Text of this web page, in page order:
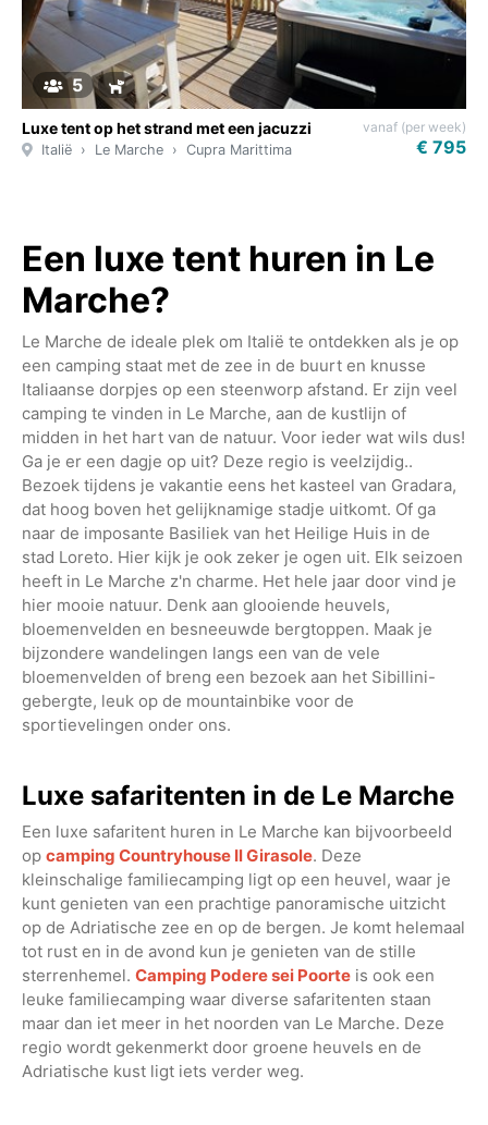
5
Luxe tent op het strand met een jacuzzi
Italië Le Marche Cupra Marittima
vanaf (per week)
€ 795
Een luxe tent huren in Le
Marche?
Le Marche de ideale plek om Italië te ontdekken als je op
een camping staat met de zee in de buurt en knusse
Italiaanse dorpjes op een steenworp afstand. Er zijn veel
camping te vinden in Le Marche, aan de kustlijn of
midden in het hart van de natuur. Voor ieder wat wils dus!
Ga je er een dagje op uit? Deze regio is veelzijdig..
Bezoek tijdens je vakantie eens het kasteel van Gradara,
dat hoog boven het gelijknamige stadje uitkomt. Of ga
naar de imposante Basiliek van het Heilige Huis in de
stad Loreto. Hier kijk je ook zeker je ogen uit. Elk seizoen
heeft in Le Marche z'n charme. Het hele jaar door vind je
hier mooie natuur. Denk aan glooiende heuvels,
bloemenvelden en besneeuwde bergtoppen. Maak je
bijzondere wandelingen langs een van de vele
bloemenvelden of breng een bezoek aan het Sibillini-
gebergte, leuk op de mountainbike voor de
sportievelingen onder ons.
Luxe safaritenten in de Le Marche
Een luxe safaritent huren in Le Marche kan bijvoorbeeld
op camping Countryhouse Il Girasole. Deze
kleinschalige familiecamping ligt op een heuvel, waar je
kunt genieten van een prachtige panoramische uitzicht
op de Adriatische zee en op de bergen. Je komt helemaal
tot rust en in de avond kun je genieten van de stille
sterrenhemel. Camping Podere sei Poorte is ook een
leuke familiecamping waar diverse safaritenten staan
maar dan iet meer in het noorden van Le Marche. Deze
regio wordt gekenmerkt door groene heuvels en de
Adriatische kust ligt iets verder weg.